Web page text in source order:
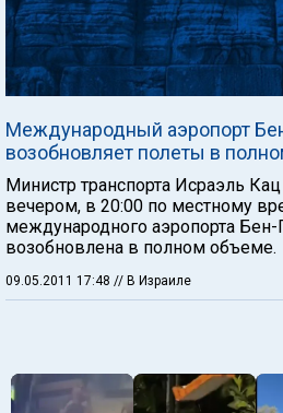
Международный аэропорт
возобновляет полеты в
Министр транспорта Исраэль
вечером, в 20:00 по местному
международного аэропорта Бен-
возобновлена в полном объеме.
09.05.2011 17:48 // В Израиле